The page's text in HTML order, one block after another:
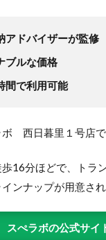
アドバイザーが監修
ブルな価格
間で利用可能
西日暮里１号店で
16分ほどで、トラ
ンナップが用意され
スぺラボの公式サイ